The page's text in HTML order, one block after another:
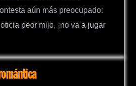
aún más preocupado:
peor mijo, ¡no va a jugar